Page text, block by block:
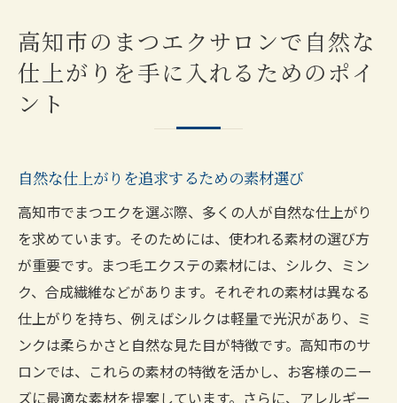
高知市のまつエクサロンで自然な
仕上がりを手に入れるためのポイ
ント
自然な仕上がりを追求するための素材選び
高知市でまつエクを選ぶ際、多くの人が自然な仕上がり
を求めています。そのためには、使われる素材の選び方
が重要です。まつ毛エクステの素材には、シルク、ミン
ク、合成繊維などがあります。それぞれの素材は異なる
仕上がりを持ち、例えばシルクは軽量で光沢があり、ミ
ンクは柔らかさと自然な見た目が特徴です。高知市のサ
ロンでは、これらの素材の特徴を活かし、お客様のニー
ズに最適な素材を提案しています。さらに、アレルギー